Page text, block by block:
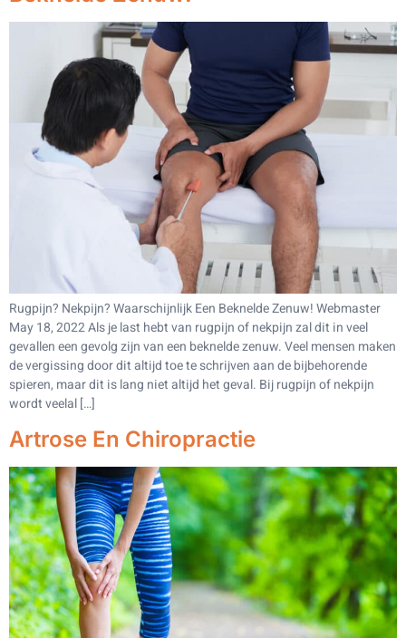
Rugpijn? Nekpijn? Waarschijnlijk Een Beknelde Zenuw! Webmaster
May 18, 2022 Als je last hebt van rugpijn of nekpijn zal dit in veel
gevallen een gevolg zijn van een beknelde zenuw. Veel mensen maken
de vergissing door dit altijd toe te schrijven aan de bijbehorende
spieren, maar dit is lang niet altijd het geval. Bij rugpijn of nekpijn
wordt veelal […]
Artrose En Chiropractie